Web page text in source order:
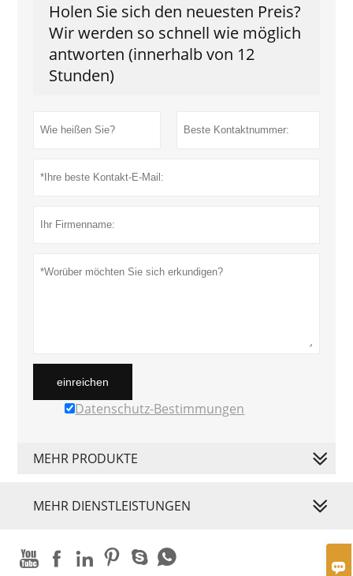

Holen Sie sich den neuesten Preis?
Wir werden so schnell wie möglich
antworten (innerhalb von 12
Stunden)
einreichen
Datenschutz-Bestimmungen
MEHR PRODUKTE
MEHR DIENSTLEISTUNGEN
     